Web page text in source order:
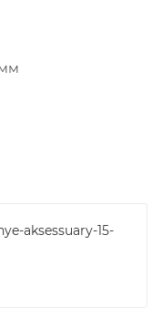
aksessuary-15-